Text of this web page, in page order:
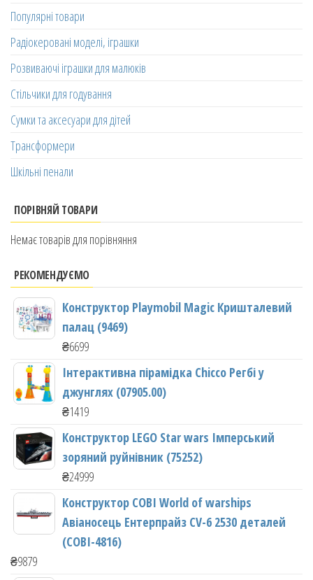
Популярні товари
Радіокеровані моделі, іграшки
Розвиваючі іграшки для малюків
Стільчики для годування
Сумки та аксесуари для дітей
Трансформери
Шкільні пенали
ПОРІВНЯЙ ТОВАРИ
Немає товарів для порівняння
РЕКОМЕНДУЄМО
Конструктор Playmobil Magic Кришталевий
палац (9469)
₴6699
Інтерактивна пірамідка Chicco Регбі у
джунглях (07905.00)
₴1419
Конструктор LEGO Star wars Імперський
зоряний руйнівник (75252)
₴24999
Конструктор COBI World of warships
Авіаносець Ентерпрайз CV-6 2530 деталей
(COBI-4816)
₴9879